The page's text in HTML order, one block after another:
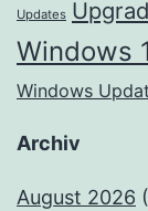
Updates
Windows
Windows
Archiv
August 2026